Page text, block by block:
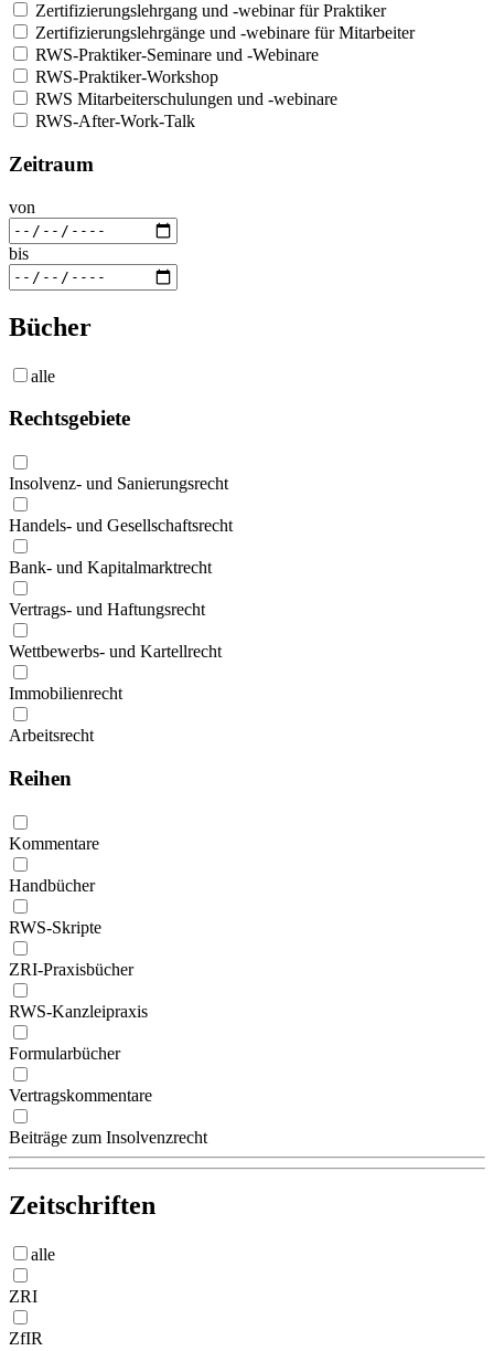
Zertifizierungslehrgang und -webinar für Praktiker
Zertifizierungslehrgänge und -webinare für Mitarbeiter
RWS-Praktiker-Seminare und -Webinare
RWS-Praktiker-Workshop
RWS Mitarbeiterschulungen und -webinare
RWS-After-Work-Talk
Zeitraum
von
bis
Bücher
alle
Rechtsgebiete
Insolvenz- und Sanierungsrecht
Handels- und Gesellschaftsrecht
Bank- und Kapitalmarktrecht
Vertrags- und Haftungsrecht
Wettbewerbs- und Kartellrecht
Immobilienrecht
Arbeitsrecht
Reihen
Kommentare
Handbücher
RWS-Skripte
ZRI-Praxisbücher
RWS-Kanzleipraxis
Formularbücher
Vertragskommentare
Beiträge zum Insolvenzrecht
Zeitschriften
alle
ZRI
ZfIR